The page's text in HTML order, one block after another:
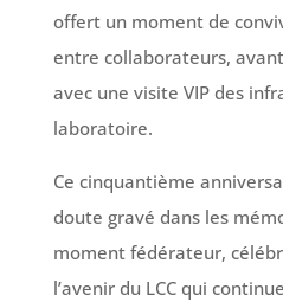
offert un moment de
entre collaborateurs,
avec une visite VIP des
laboratoire.
Ce cinquantième
doute gravé dans les
moment fédérateur,
l’avenir du LCC qui